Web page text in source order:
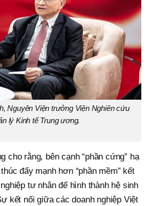
Nguyên Viện trưởng Viện Nghiên cứu
lý Kinh tế Trung ương.
cho rằng, bên cạnh “phần cứng” hạ
đẩy mạnh hơn “phần mềm” kết
tư nhân để hình thành hệ sinh
kết nối giữa các doanh nghiệp Việt